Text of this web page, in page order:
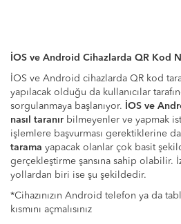
İOS ve Android Cihazlarda QR Kod
İOS ve Android cihazlarda QR kod
yapılacak olduğu da kullanıcılar
sorgulanmaya başlanıyor.
İOS ve
nasıl taranır bilmeyenler ve yapmak
işlemlere başvurması gerektiklerine
tarama yapacak olanlar çok basit
gerçekleştirme şansına sahip olabilir.
yollardan biri ise şu şekildedir.
*Cihazınızın Android telefon ya da
kısmını açmalısınız